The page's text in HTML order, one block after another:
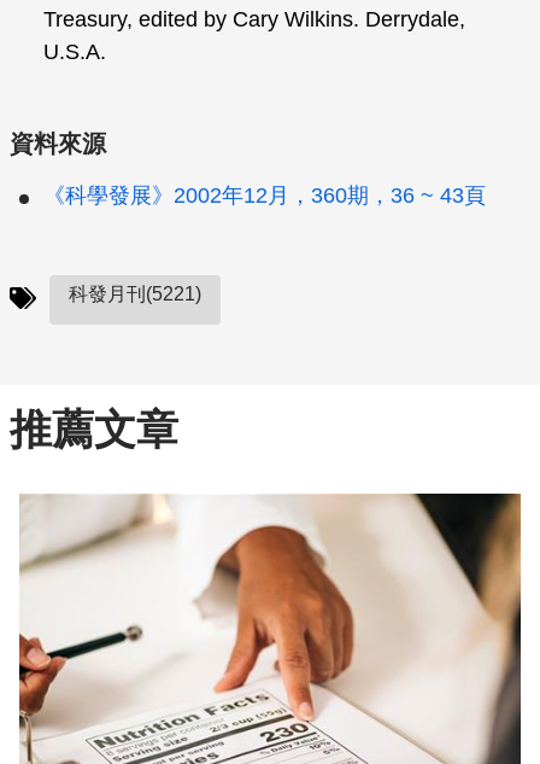
Treasury, edited by Cary Wilkins. Derrydale,
U.S.A.
資料來源
《科學發展》2002年12月，360期，36 ~ 43頁
科發月刊(5221)
推薦文章